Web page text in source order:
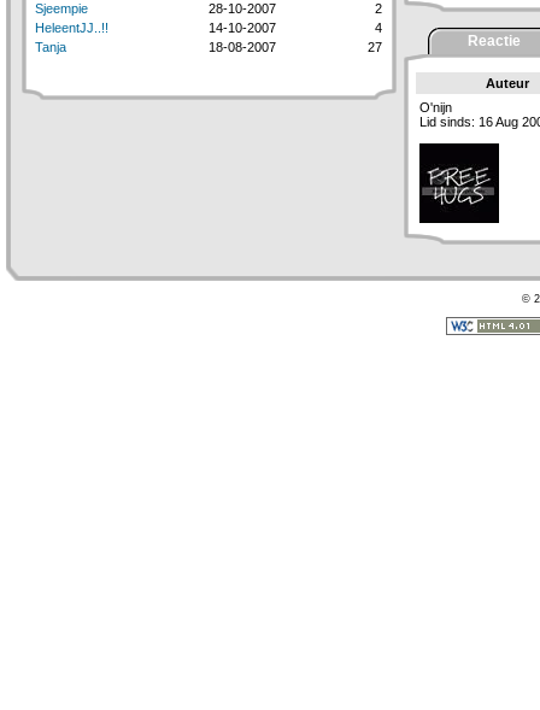
Sjeempie
28-10-2007
2
HeleentJJ..!!
14-10-2007
4
Tanja
18-08-2007 27 Reactie
Auteur
O'nijn
Lid sinds: 16 Aug
©